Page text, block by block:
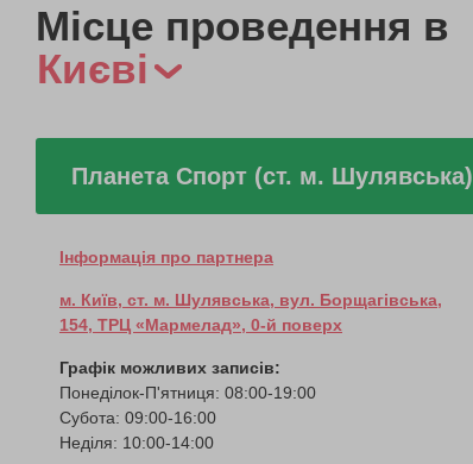
Місце проведення в
Києві
Планета Спорт (ст. м. Шулявська)
Інформація про партнера
м. Київ, ст. м. Шулявська, вул. Борщагівська,
154, ТРЦ «Мармелад», 0-й поверх
Графік можливих записів:
Понеділок-П'ятниця: 08:00-19:00
Субота: 09:00-16:00
Неділя: 10:00-14:00